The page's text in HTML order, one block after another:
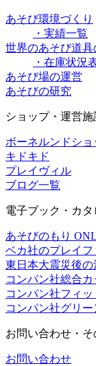
あそび環境づくり
・実績一覧
世界のあそび道具
・在庫状況
あそび場の運営
あそびの研究
ショップ・運営施
ボーネルンドショ
キドキド
プレイヴィル
ブログ一覧
電子ブック・カタ
あそびのもり
ベカ社のプレイ
東日本大震災後の
コンパン社総合カ
コンパン社フィ
コンパン社グリ
お問い合わせ・そ
お問い合わせ